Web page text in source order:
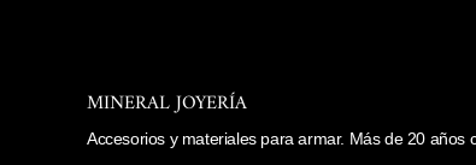
MINERAL JOYERÍA
Accesorios y materiales para armar. Más de 20 años